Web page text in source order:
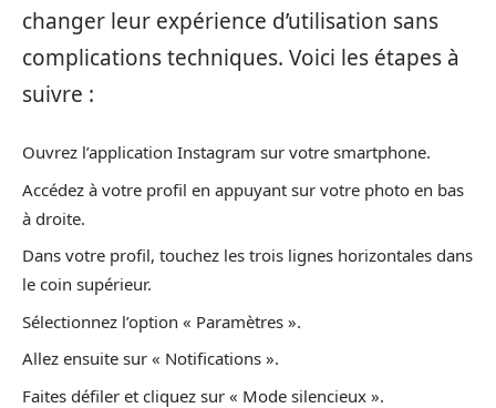
changer leur expérience d’utilisation sans
complications techniques. Voici les étapes à
suivre :
Ouvrez l’application Instagram sur votre smartphone.
Accédez à votre profil en appuyant sur votre photo en bas
à droite.
Dans votre profil, touchez les trois lignes horizontales dans
le coin supérieur.
Sélectionnez l’option « Paramètres ».
Allez ensuite sur « Notifications ».
Faites défiler et cliquez sur « Mode silencieux ».